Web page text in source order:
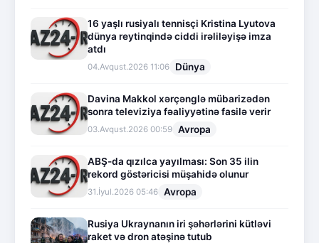
16 yaşlı rusiyalı tennisçi Kristina Lyutova
dünya reytinqində ciddi irəliləyişə imza
atdı
04.Avqust.2026 11:06 Dünya
Davina Makkol xərçənglə mübarizədən
sonra televiziya fəaliyyətinə fasilə verir
03.Avqust.2026 00:59 Avropa
ABŞ-da qızılca yayılması: Son 35 ilin
rekord göstəricisi müşahidə olunur
31.İyul.2026 05:46 Avropa
Rusiya Ukraynanın iri şəhərlərini kütləvi
raket və dron atəşinə tutub